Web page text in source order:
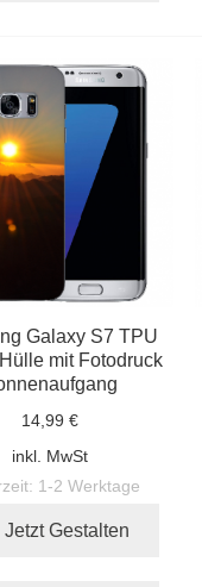
Galaxy S7 TPU
mit Fotodruck
14,99 €
inkl. MwSt
1-2 Werktage
Jetzt Gestalten